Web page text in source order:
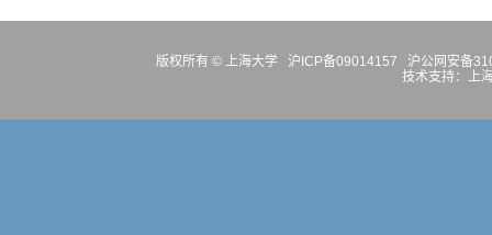
版权所有 © 上海大学 沪ICP备09014157
沪公网安备
技术支持：上